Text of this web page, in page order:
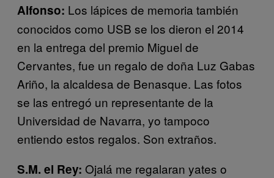
Alfonso: Los lápices de memoria también
conocidos como USB se los dieron el 2014
en la entrega del premio Miguel de
Cervantes, fue un regalo de doña Luz Gabas
Ariño, la alcaldesa de Benasque. Las fotos
se las entregó un representante de la
Universidad de Navarra, yo tampoco
entiendo estos regalos. Son extraños.
S.M. el Rey: Ojalá me regalaran yates o